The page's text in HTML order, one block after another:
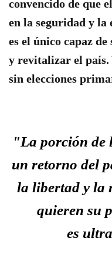
convencido de que
en la seguridad y la
es el único capaz
y revitalizar el país.
sin elecciones
"La porción de
un retorno del
la libertad y la
quieren su
es